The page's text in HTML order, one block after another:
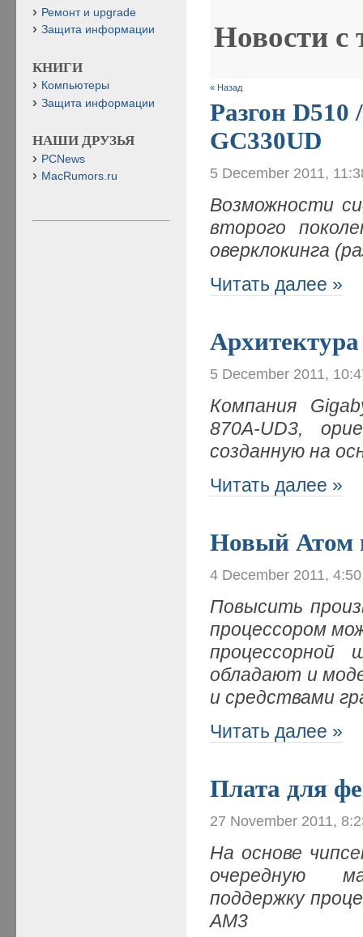
Новости с
« Назад
Разгон D510
GC330UD
5 December 2011,
Возможности
второго
оверклокинга
Читать далее »
5 December 2011,
Компания
870A-UD3,
созданную на
Читать далее »
Новый Атом
4 December 2011,
Повысить
процессором
обладают и
и средствами
Читать далее »
Плата для
27 November 2011,
На основе
очередную
поддержку
AM3
Ремонт и upgrade
Защита информации
КНИГИ
Компьютеры
Защита информации
НАШИ ДРУЗЬЯ
PCNews
MacRumors.ru